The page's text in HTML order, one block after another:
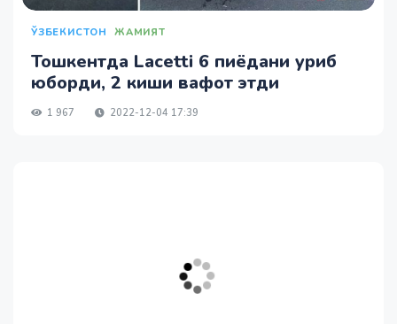
ЎЗБЕКИСТОН ЖАМИЯТ
Тошкентда Lacetti 6 пиёдани уриб
юборди, 2 киши вафот этди
1 967 2022-12-04 17:39